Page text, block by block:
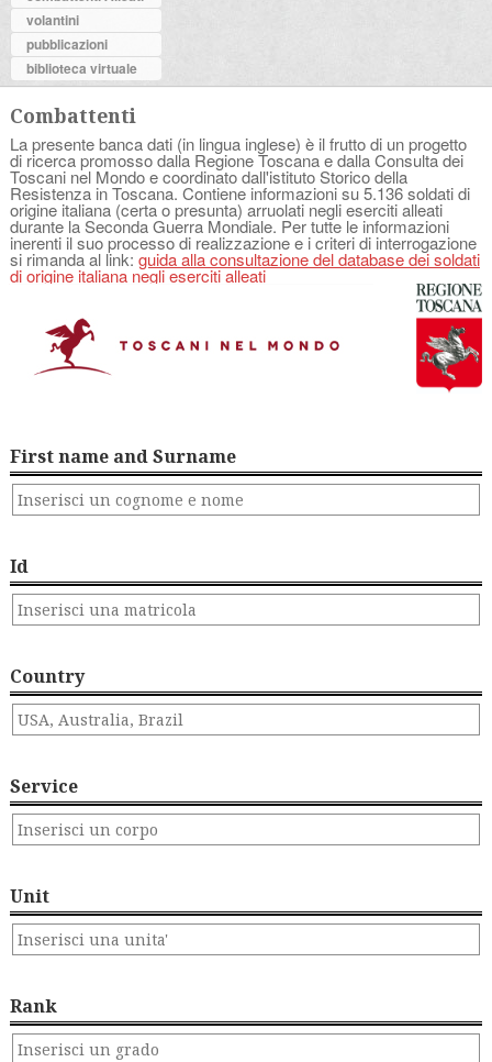
volantini
pubblicazioni
biblioteca virtuale
Combattenti
La presente banca dati (in lingua inglese) è il frutto di un progetto
di ricerca promosso dalla Regione Toscana e dalla Consulta dei
Toscani nel Mondo e coordinato dall'istituto Storico della
Resistenza in Toscana. Contiene informazioni su 5.136 soldati di
origine italiana (certa o presunta) arruolati negli eserciti alleati
durante la Seconda Guerra Mondiale. Per tutte le informazioni
inerenti il suo processo di realizzazione e i criteri di interrogazione
si rimanda al link: guida alla consultazione del database dei soldati
di origine italiana negli eserciti alleati
First name and Surname
Id
Country
Service
Unit
Rank